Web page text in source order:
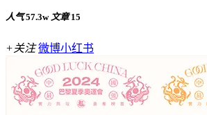
人气 57.3w 文章 15
+关注 微博小红书